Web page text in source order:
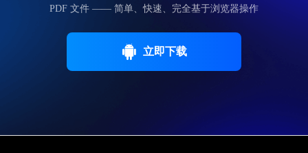
PDF 文件 —— 简单、快速、完全基于浏览器操作
立即下载